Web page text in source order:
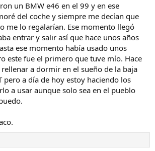
un BMW e46 en el 99 y en ese
del coche y siempre me decían que
me lo regalarían. Ese momento llegó
entrar y salir así que hace unos años
ese momento había usado unos
este fue el primero que tuve mío. Hace
a dormir en el sueño de la baja
pero a día de hoy estoy haciendo los
a usar aunque solo sea en el pueblo